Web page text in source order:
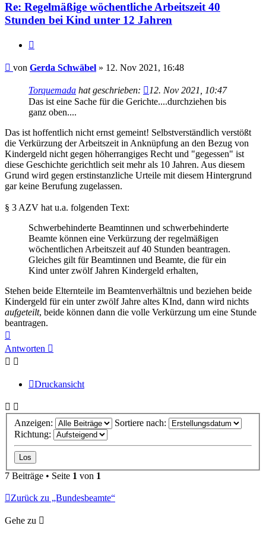
Re: Regelmäßige wöchentliche Arbeitszeit 40
Stunden bei Kind unter 12 Jahren
Beitrag
von Gerda Schwäbel » 12. Nov 2021, 16:48
Torquemada hat geschrieben:
12. Nov 2021, 10:47
Das ist eine Sache für die Gerichte....durchziehen bis
ganz oben....
Das ist hoffentlich nicht ernst gemeint! Selbstverständlich verstößt
die Verkürzung der Arbeitszeit in Anknüpfung an den Bezug von
Kindergeld nicht gegen höherrangiges Recht und "gegessen" ist
diese Geschichte gerichtlich seit mehr als 10 Jahren. Aus diesem
Grund wird gegen erstinstanzliche Urteile mit diesem Hintergrund
gar keine Berufung zugelassen.
§ 3 AZV hat u.a. folgenden Text:
Schwerbehinderte Beamtinnen und schwerbehinderte
Beamte können eine Verkürzung der regelmäßigen
wöchentlichen Arbeitszeit auf 40 Stunden beantragen.
Gleiches gilt für Beamtinnen und Beamte, die für ein
Kind unter zwölf Jahren Kindergeld erhalten,
Stehen beide Elternteile im Beamtenverhältnis und beziehen beide
Kindergeld für ein unter zwölf Jahre altes KInd, dann wird nichts
aufgeteilt, beide können dann die volle Verkürzung um eine Stunde
beantragen.
oben
Antworten
Druckansicht
Anzeigen:
Sortiere nach:
Richtung:
7 Beiträge • Seite 1 von 1
Zurück zu „Bundesbeamte“
Gehe zu